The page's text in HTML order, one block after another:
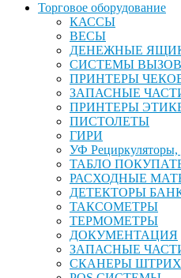
Торговое оборудование
КАССЫ
ВЕСЫ
ДЕНЕЖНЫЕ
СИСТЕМЫ
ПРИНТЕРЫ
ЗАПАСНЫЕ
ПРИНТЕРЫ
ПИСТОЛЕТЫ
ГИРИ
УФ Рециркуляторы,
ТАБЛО
РАСХОДНЫЕ
ДЕТЕКТОРЫ
ТАКСОМЕТРЫ
ТЕРМОМЕТРЫ
ДОКУМЕНТАЦИЯ
ЗАПАСНЫЕ
СКАНЕРЫ